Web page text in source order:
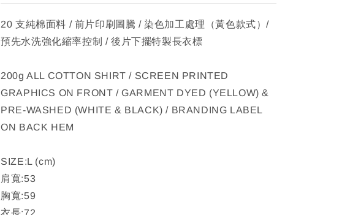
20 ⽀純棉面料 / 前⽚印刷圖騰 / 染色加⼯處理（⿈色款式）/
預先⽔洗強化縮率控制 / 後⽚下擺特製⻑衣標
200g ALL COTTON SHIRT / SCREEN PRINTED
GRAPHICS ON FRONT / GARMENT DYED (YELLOW) &
PRE-WASHED (WHITE & BLACK) / BRANDING LABEL
ON BACK HEM
SIZE:L (cm)
肩寬:53
胸寬:59
衣長:72